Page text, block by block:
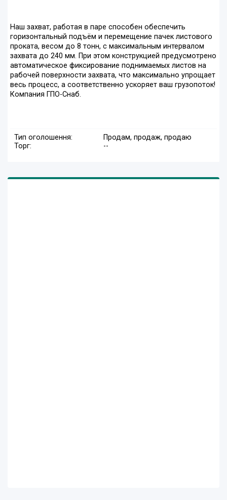
Наш захват, работая в паре способен обеспечить
горизонтальный подъём и перемещение пачек листового
проката, весом до 8 тонн, с максимальным интервалом
захвата до 240 мм. При этом конструкцией предусмотрено
автоматическое фиксирование поднимаемых листов на
рабочей поверхности захвата, что максимально упрощает
весь процесс, а соответственно ускоряет ваш грузопоток!
Компания ГПО-Снаб.
Тип оголошення:
Продам, продаж, продаю
Торг:
--